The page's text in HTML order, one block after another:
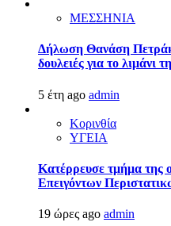
ΜΕΣΣΗΝΙΑ
Δήλωση Θανάση
δουλειές για το λιμάνι
5 έτη ago admin
Κορινθία
ΥΓΕΙΑ
Kατέρρευσε τμήμα της
Επειγόντων
19 ώρες ago admin